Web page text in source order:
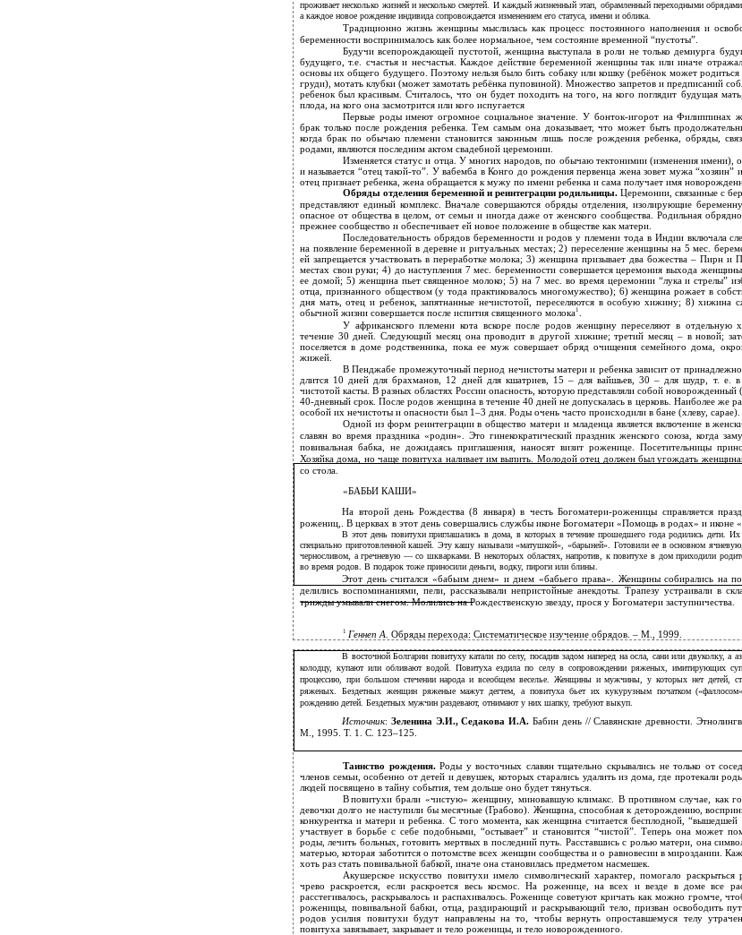
проживает несколько жизней и несколько смертей. И каждый жизненный этап, обрамленный переходными
а каждое новое рождение индивида сопровождается изменением его статуса, имени и облика.
Традиционно жизнь женщины мыслилась как процесс постоянного наполнения и
беременности воспринималось как более нормальное, чем состояние временной “пустоты”.
Будучи всепорождающей пустотой, женщина выступала в роли не только демиурга
будущего, т.е. счастья и несчастья. Каждое действие беременной женщины так или иначе
основы их общего будущего. Поэтому нельзя было бить собаку или кошку (ребёнок может
груди), мотать клубки (может замотать ребёнка пуповиной). Множество запретов и предписаний
ребенок был красивым. Считалось, что он будет походить на того, на кого поглядит будущая
плода, на кого она засмотрится или кого испугается
Первые роды имеют огромное социальное значение. У бонток-игорот на Филиппинах
брак только после рождения ребенка. Тем самым она доказывает, что может быть
когда брак по обычаю племени становится законным лишь после рождения ребенка, обряды,
родами, являются последним актом свадебной церемонии.
Изменяется статус и отца. У многих народов, по обычаю тектонимии (изменения имени),
и называется “отец такой-то”. У вабемба в Конго до рождения первенца жена зовет мужа “хозяин”
отец признает ребенка, жена обращается к мужу по имени ребенка и сама получает имя
Обряды отделения беременной и реинтеграции родильницы. Церемонии, связанные с
представляют единый комплекс. Вначале совершаются обряды отделения, изолирующие
опасное от общества в целом, от семьи и иногда даже от женского сообщества. Родильная
прежнее сообщество и обеспечивает ей новое положение в обществе как матери.
Последовательность обрядов беременности и родов у племени тода в Индии включала
на появление беременной в деревне и ритуальных местах; 2) переселение женщины на 5 мес.
ей запрещается участвовать в переработке молока; 3) женщина призывает два божества – Пирн и
местах свои руки; 4) до наступления 7 мес. беременности совершается церемония выхода
ее домой; 5) женщина пьет священное молоко; 5) на 7 мес. во время церемонии “лука и стрелы”
отца, признанного обществом (у тода практиковалось многомужество); 6) женщина рожает в
дня мать, отец и ребенок, запятнанные нечистотой, переселяются в особую хижину; 8) хижина
обычной жизни совершается после испития священного молока1
У африканского племени кота вскоре после родов женщину переселяют в отдельную
течение 30 дней. Следующий месяц она проводит в другой хижине; третий месяц – в новой;
поселяется в доме родственника, пока ее муж совершает обряд очищения семейного дома,
жижей.
В Пенджабе промежуточный период нечистоты матери и ребенка зависит от
длится 10 дней для брахманов, 12 дней для кшатриев, 15 – для вайшьев, 30 – для шудр, т. е.
чистотой касты. В разных областях России опасность, которую представляли собой
40-дневный срок. После родов женщина в течение 40 дней не допускалась в церковь. Наиболее же
особой их нечистоты и опасности был 1–3 дня. Роды очень часто происходили в бане (хлеву, сарае).
Одной из форм реинтеграции в общество матери и младенца является включение в
славян во время праздника «родин». Это гинекократический праздник женского союза, когда
повивальная бабка, не дожидаясь приглашения, наносят визит роженице. Посетительницы
Хозяйка дома, но чаще повитуха наливает им выпить. Молодой отец должен был угождать
со стола.
«БАБЬИ КАШИ»
На второй день Рождества (8 января) в честь Богоматери-роженицы справляется
рожениц,. В церквах в этот день совершались службы иконе Богоматери «Помощь в родах» и иконе
В этот день повитухи приглашались в дома, в которых в течение прошедшего года родились дети.
специально приготовленной кашей. Эту кашу называли «матушкой», «барыней». Готовили ее в основном
черносливом, а гречневую — со шкварками. В некоторых областях, напротив, к повитухе в дом приходили
во время родов. В подарок тоже приносили деньги, водку, пироги или блины.
Этот день считался «бабьим днем» и днем «бабьего права». Женщины собирались на
делились воспоминаниями, пели, рассказывали непристойные анекдоты. Трапезу устраивали в
трижды умывали снегом. Молились на Рождественскую звезду, прося у Богоматери заступничества.
1 Геннеп А. Обряды перехода: Систематическое изучение обрядов. – М., 1999.
В восточной Болгарии повитуху катали по селу, посадив задом наперед на осла, сани или двуколку, а
колодцу, купают или обливают водой. Повитуха ездила по селу в сопровождении ряженых, имитирующих
процессию, при большом стечении народа и всеобщем веселье. Женщины и мужчины, у которых нет детей,
ряженых. Бездетных женщин ряженые мажут дегтем, а повитуха бьет их кукурузным початком
рождению детей. Бездетных мужчин раздевают, отнимают у них шапку, требуют выкуп.
Источник: Зеленина Э.И., Седакова И.А. Бабин день // Славянские древности.
М., 1995. Т. 1. С. 123–125.
Таинство рождения.Роды у восточных славян тщательно скрывались не только от
членов семьи, особенно от детей и девушек, которых старались удалить из дома, где протекали
людей посвящено в тайну события, тем дольше оно будет тянуться.
Вповитухи брали «чистую» женщину, миновавшую климакс. В противном случае, как
девочки долго не наступили бы месячные (Грабово). Женщина, способная к деторождению,
конкурентка и матери и ребенка. С того момента, как женщина считается бесплодной, “вышедшей
участвует в борьбе с себе подобными, “остывает” и становится “чистой”. Теперь она может
роды, лечить больных, готовить мертвых в последний путь. Расставшись с ролью матери, она
матерью, которая заботится о потомстве всех женщин сообщества и о равновесии в мироздании.
хоть раз стать повивальной бабкой, иначе она становилась предметом насмешек.
Акушерское искусство повитухи имело символический характер, помогало
чрево раскроется, если раскроется весь космос. На роженице, на всех и везде в доме все
расстегивалось, раскрывалось и распахивалось. Роженице советуют кричать как можно громче,
роженицы, повивальной бабки, отца, раздирающий и раскрывающий тело, призван освободить
родов усилия повитухи будут направлены на то, чтобы вернуть опроставшемуся телу
повитуха завязывает, закрывает и тело роженицы, и тело новорожденного.